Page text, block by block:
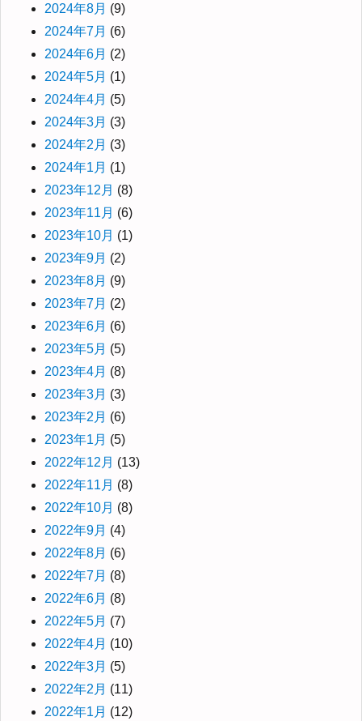
2024年8月 (9)
2024年7月 (6)
2024年6月 (2)
2024年5月 (1)
2024年4月 (5)
2024年3月 (3)
2024年2月 (3)
2024年1月 (1)
2023年12月 (8)
2023年11月 (6)
2023年10月 (1)
2023年9月 (2)
2023年8月 (9)
2023年7月 (2)
2023年6月 (6)
2023年5月 (5)
2023年4月 (8)
2023年3月 (3)
2023年2月 (6)
2023年1月 (5)
2022年12月 (13)
2022年11月 (8)
2022年10月 (8)
2022年9月 (4)
2022年8月 (6)
2022年7月 (8)
2022年6月 (8)
2022年5月 (7)
2022年4月 (10)
2022年3月 (5)
2022年2月 (11)
2022年1月 (12)